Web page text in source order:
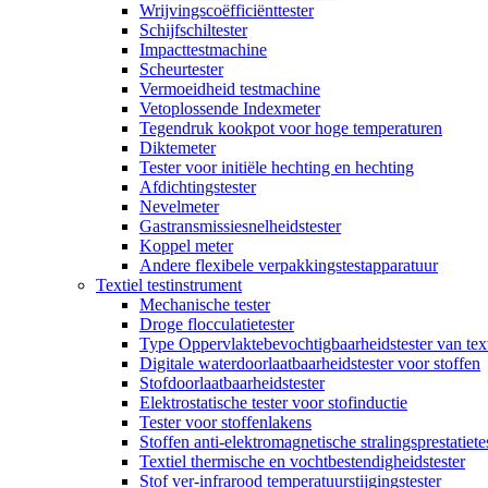
Wrijvingscoëfficiënttester
Schijfschiltester
Impacttestmachine
Scheurtester
Vermoeidheid testmachine
Vetoplossende Indexmeter
Tegendruk kookpot voor hoge temperaturen
Diktemeter
Tester voor initiële hechting en hechting
Afdichtingstester
Nevelmeter
Gastransmissiesnelheidstester
Koppel meter
Andere flexibele verpakkingstestapparatuur
Textiel testinstrument
Mechanische tester
Droge flocculatietester
Type Oppervlaktebevochtigbaarheidstester van
Digitale waterdoorlaatbaarheidstester voor stoffen
Stofdoorlaatbaarheidstester
Elektrostatische tester voor stofinductie
Tester voor stoffenlakens
Stoffen anti-elektromagnetische
Textiel thermische en vochtbestendigheidstester
Stof ver-infrarood temperatuurstijgingstester